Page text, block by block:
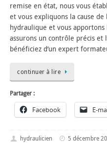
remise en état, nous vous
et vous expliquons la cause
hydraulique et vous
assurons un contrôle précis et
bénéficiez d’un expert
continuer à lire
Partager :
Facebook E-
hydraulicien
5 décembre